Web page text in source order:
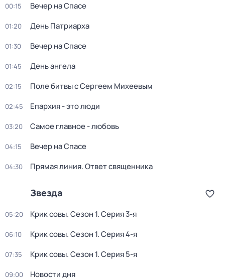
00:15 Вечер на Спасе
01:20 День Патриарха
01:30 Вечер на Спасе
01:45 День ангела
02:15 Поле битвы с Сергеем Михеевым
02:45 Епархия - это люди
03:20 Самое главное - любовь
04:15 Вечер на Спасе
04:30 Прямая линия. Ответ священника
Звезда
05:20 Крик совы. Сезон 1. Серия 3-я
06:10 Крик совы. Сезон 1. Серия 4-я
07:35 Крик совы. Сезон 1. Серия 5-я
09:00 Новости дня